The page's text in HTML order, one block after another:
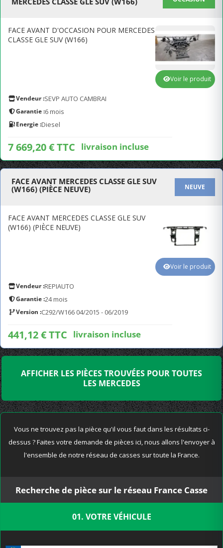
FACE AVANT D'OCCASION POUR MERCEDES
CLASSE GLE SUV (W166)
Vendeur :SEVP AUTO CAMBRAI
Garantie :6 mois
Energie :Diesel
7 669,20 € TTC livraison incluse
Voir le produit
FACE AVANT MERCEDES CLASSE GLE SUV
(W166) (PIÈCE NEUVE)
NEUVE
FACE AVANT MERCEDES CLASSE GLE SUV
(W166) (PIÈCE NEUVE)
Vendeur :REPIAUTO
Garantie :24 mois
Version :C292/W166 04/2015 - 06/2019
441,12 € TTC livraison incluse
Voir le produit
AFFICHER LES PIÈCES TROUVÉES POUR TOUTES
LES MERCEDES
Vous ne trouvez pas la pièce qu'il vous faut dans les résultats ci-
dessus ? Faites votre demande de pièces ici, nous allons l'envoyer à
l'ensemble de notre réseau de casses sur toute la France.
Recherche de pièce sur le réseau France Casse
01. VOTRE VÉHICULE